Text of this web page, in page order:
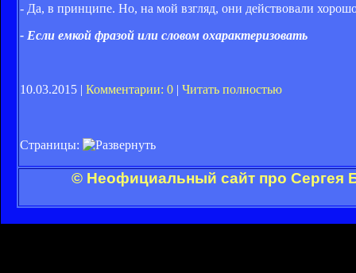
- Да, в принципе. Но, на мой взгляд, они действовали
- Если емкой фразой или словом охарактеризовать
10.03.2015 | Комментарии: 0 | Читать полностью
Страницы:
© Неофициальный сайт про Сергея